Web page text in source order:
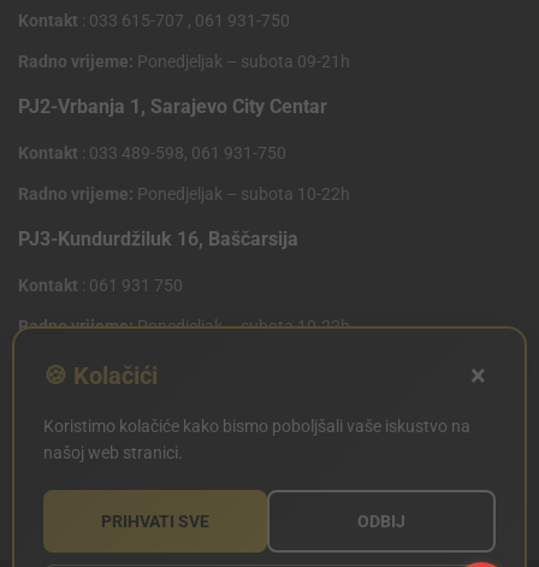
Kontakt : 033 615-707 , 061 931-750
Radno vrijeme: Ponedjeljak – subota 09-21h
PJ2-Vrbanja 1, Sarajevo City Centar
Kontakt : 033 489-598, 061 931-750
Radno vrijeme: Ponedjeljak – subota 10-22h
PJ3-Kundurdžiluk 16, Baščarsija
Kontakt : 061 931 750
Radno vrijeme:Ponedjeljak – subota 10-22h
PJ4 West Gate,Mostarsko raskrsce 10 (Penny Plus
Kontakt : 061 931 750
🍪 Kolačići ×
Koristimo kolačiće kako bismo poboljšali vaše iskustvo na
našoj web stranici.
PRIHVATI SVE ODBIJ